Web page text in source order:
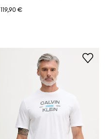
119,90 €